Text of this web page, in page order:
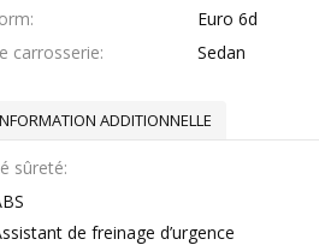
Euro 6d
carrosserie
Sedan
ADDITIONNELLE
sûreté
de freinage d’urgence